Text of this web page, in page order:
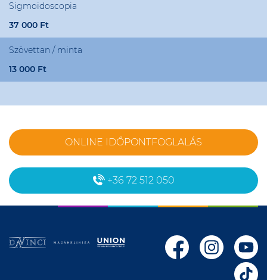
Sigmoidoscopia
37 000 Ft
Szövettan / minta
13 000 Ft
ONLINE IDŐPONTFOGLALÁS
+36 72 512 050